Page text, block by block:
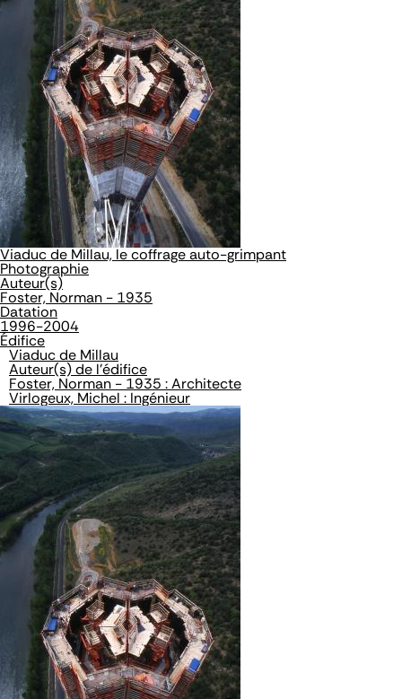
Viaduc de Millau, le coffrage auto-grimpant
Photographie
Auteur(s)
Foster, Norman - 1935
Datation
1996-2004
Édifice
Viaduc de Millau
Auteur(s) de l'édifice
Foster, Norman - 1935 : Architecte
Virlogeux, Michel : Ingénieur